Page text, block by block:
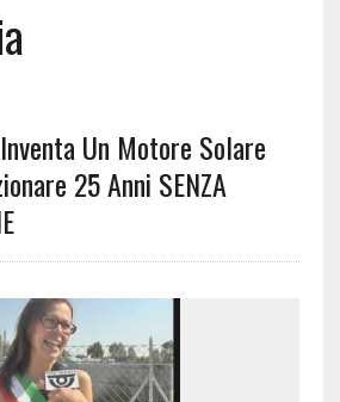
Un Motore Solare
25 Anni SENZA